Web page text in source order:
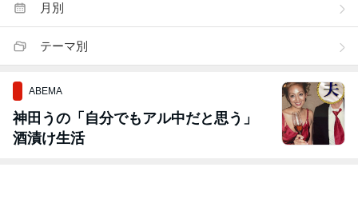
月別
テーマ別
ABEMA
神田うの「自分でもアル中だと思う」
酒漬け生活